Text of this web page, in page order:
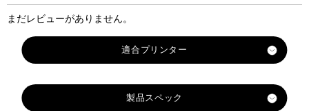
まだレビューがありません。
製品スペック